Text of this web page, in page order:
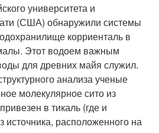
университета и
(США) обнаружили системы
корриенталь в
Этот водоем важным
для древних майя служил.
анализа ученые
молекулярное сито из
в тикаль (где и
источника, расположенного на